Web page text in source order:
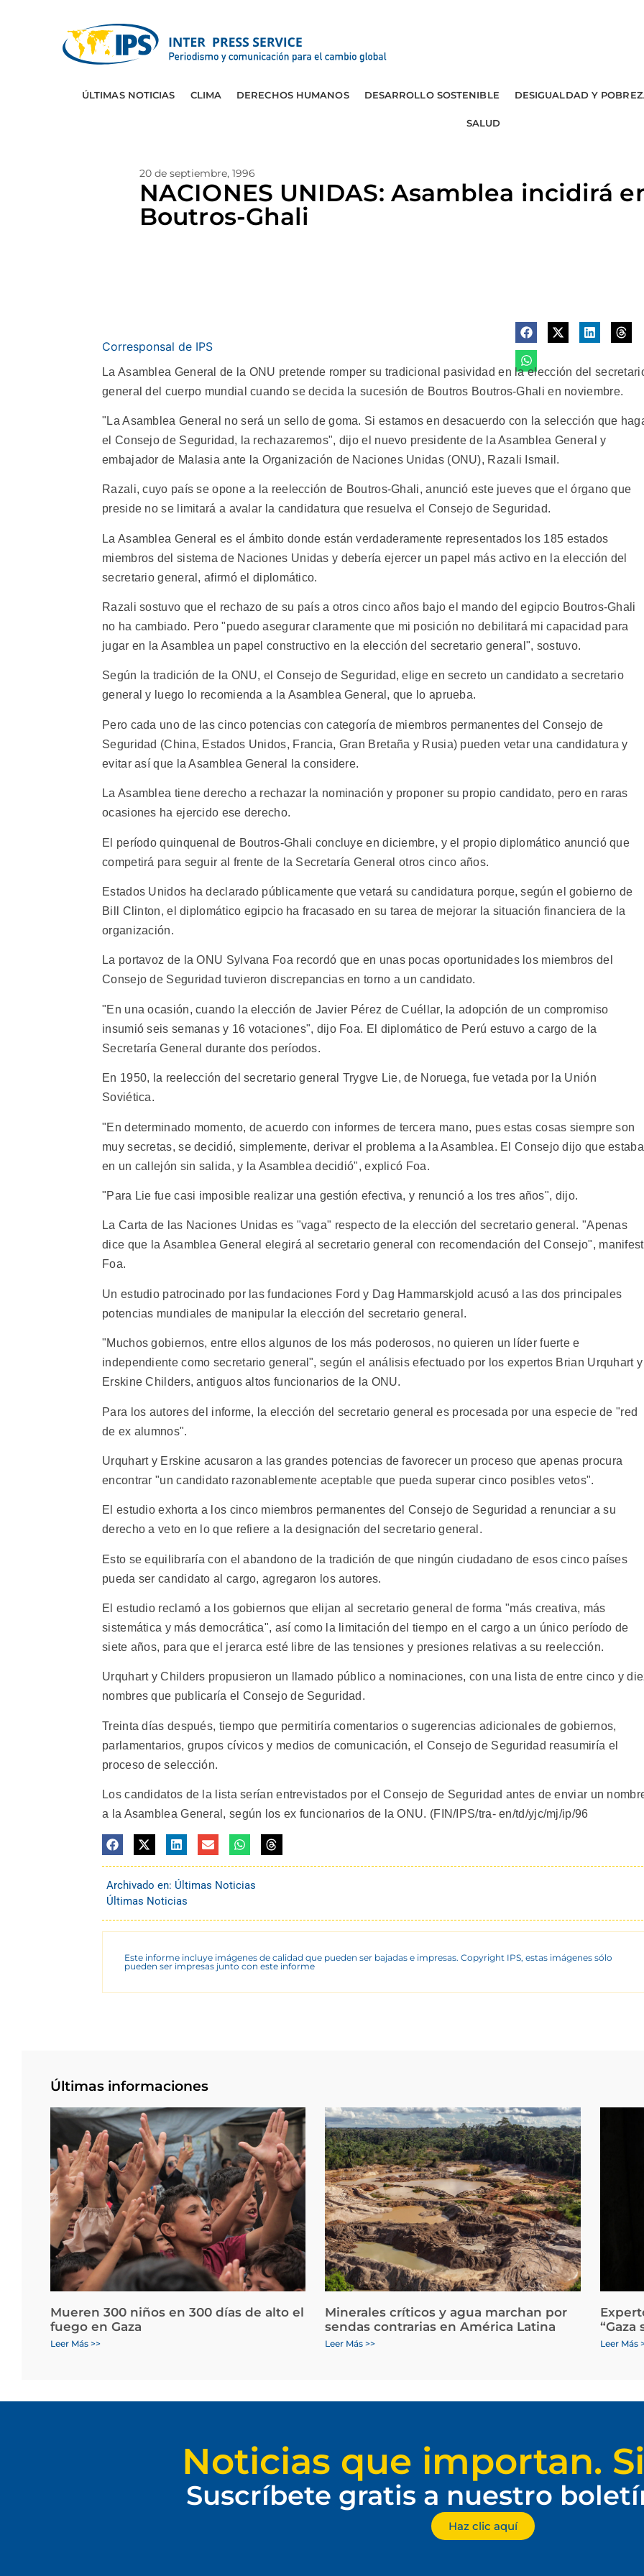
ÚLTIMAS NOTICIAS CLIMA DERECHOS HUMANOS DESARROLLO SOSTENIBLE DESIGUALDAD Y
SALUD
20 de septiembre, 1996
NACIONES UNIDAS: Asamblea incidirá
Boutros-Ghali
Corresponsal de IPS
La Asamblea General de la ONU pretende romper su tradicional pasividad en la elección del
general del cuerpo mundial cuando se decida la sucesión de Boutros Boutros-Ghali en noviembre.
"La Asamblea General no será un sello de goma. Si estamos en desacuerdo con la selección que
el Consejo de Seguridad, la rechazaremos", dijo el nuevo presidente de la Asamblea General y
embajador de Malasia ante la Organización de Naciones Unidas (ONU), Razali Ismail.
Razali, cuyo país se opone a la reelección de Boutros-Ghali, anunció este jueves que el órgano que
preside no se limitará a avalar la candidatura que resuelva el Consejo de Seguridad.
La Asamblea General es el ámbito donde están verdaderamente representados los 185 estados
miembros del sistema de Naciones Unidas y debería ejercer un papel más activo en la elección del
secretario general, afirmó el diplomático.
Razali sostuvo que el rechazo de su país a otros cinco años bajo el mando del egipcio Boutros-Ghali
no ha cambiado. Pero "puedo asegurar claramente que mi posición no debilitará mi capacidad para
jugar en la Asamblea un papel constructivo en la elección del secretario general", sostuvo.
Según la tradición de la ONU, el Consejo de Seguridad, elige en secreto un candidato a secretario
general y luego lo recomienda a la Asamblea General, que lo aprueba.
Pero cada uno de las cinco potencias con categoría de miembros permanentes del Consejo de
Seguridad (China, Estados Unidos, Francia, Gran Bretaña y Rusia) pueden vetar una candidatura y
evitar así que la Asamblea General la considere.
La Asamblea tiene derecho a rechazar la nominación y proponer su propio candidato, pero en raras
ocasiones ha ejercido ese derecho.
El período quinquenal de Boutros-Ghali concluye en diciembre, y el propio diplomático anunció que
competirá para seguir al frente de la Secretaría General otros cinco años.
Estados Unidos ha declarado públicamente que vetará su candidatura porque, según el gobierno de
Bill Clinton, el diplomático egipcio ha fracasado en su tarea de mejorar la situación financiera de la
organización.
La portavoz de la ONU Sylvana Foa recordó que en unas pocas oportunidades los miembros del
Consejo de Seguridad tuvieron discrepancias en torno a un candidato.
"En una ocasión, cuando la elección de Javier Pérez de Cuéllar, la adopción de un compromiso
insumió seis semanas y 16 votaciones", dijo Foa. El diplomático de Perú estuvo a cargo de la
Secretaría General durante dos períodos.
En 1950, la reelección del secretario general Trygve Lie, de Noruega, fue vetada por la Unión
Soviética.
"En determinado momento, de acuerdo con informes de tercera mano, pues estas cosas siempre son
muy secretas, se decidió, simplemente, derivar el problema a la Asamblea. El Consejo dijo que estaba
en un callejón sin salida, y la Asamblea decidió", explicó Foa.
"Para Lie fue casi imposible realizar una gestión efectiva, y renunció a los tres años", dijo.
La Carta de las Naciones Unidas es "vaga" respecto de la elección del secretario general. "Apenas
dice que la Asamblea General elegirá al secretario general con recomendación del Consejo",
Foa.
Un estudio patrocinado por las fundaciones Ford y Dag Hammarskjold acusó a las dos principales
potencias mundiales de manipular la elección del secretario general.
"Muchos gobiernos, entre ellos algunos de los más poderosos, no quieren un líder fuerte e
independiente como secretario general", según el análisis efectuado por los expertos Brian Urquhart y
Erskine Childers, antiguos altos funcionarios de la ONU.
Para los autores del informe, la elección del secretario general es procesada por una especie de "red
de ex alumnos".
Urquhart y Erskine acusaron a las grandes potencias de favorecer un proceso que apenas procura
encontrar "un candidato razonablemente aceptable que pueda superar cinco posibles vetos".
El estudio exhorta a los cinco miembros permanentes del Consejo de Seguridad a renunciar a su
derecho a veto en lo que refiere a la designación del secretario general.
Esto se equilibraría con el abandono de la tradición de que ningún ciudadano de esos cinco países
pueda ser candidato al cargo, agregaron los autores.
El estudio reclamó a los gobiernos que elijan al secretario general de forma "más creativa, más
sistemática y más democrática", así como la limitación del tiempo en el cargo a un único período de
siete años, para que el jerarca esté libre de las tensiones y presiones relativas a su reelección.
Urquhart y Childers propusieron un llamado público a nominaciones, con una lista de entre cinco y
nombres que publicaría el Consejo de Seguridad.
Treinta días después, tiempo que permitiría comentarios o sugerencias adicionales de gobiernos,
parlamentarios, grupos cívicos y medios de comunicación, el Consejo de Seguridad reasumiría el
proceso de selección.
Los candidatos de la lista serían entrevistados por el Consejo de Seguridad antes de enviar un
a la Asamblea General, según los ex funcionarios de la ONU. (FIN/IPS/tra- en/td/yjc/mj/ip/96
Archivado en: Últimas Noticias
Últimas Noticias
Este informe incluye imágenes de calidad que pueden ser bajadas e impresas. Copyright IPS, estas imágenes sólo
pueden ser impresas junto con este informe
Últimas informaciones
Mueren 300 niños en 300 días de alto el
fuego en Gaza
Leer Más >>
Minerales críticos y agua marchan por
sendas contrarias en América Latina
Leer Más >>
“Gaza
Leer Más
Noticias que importan.
Suscríbete gratis a nuestro
Haz clic aquí